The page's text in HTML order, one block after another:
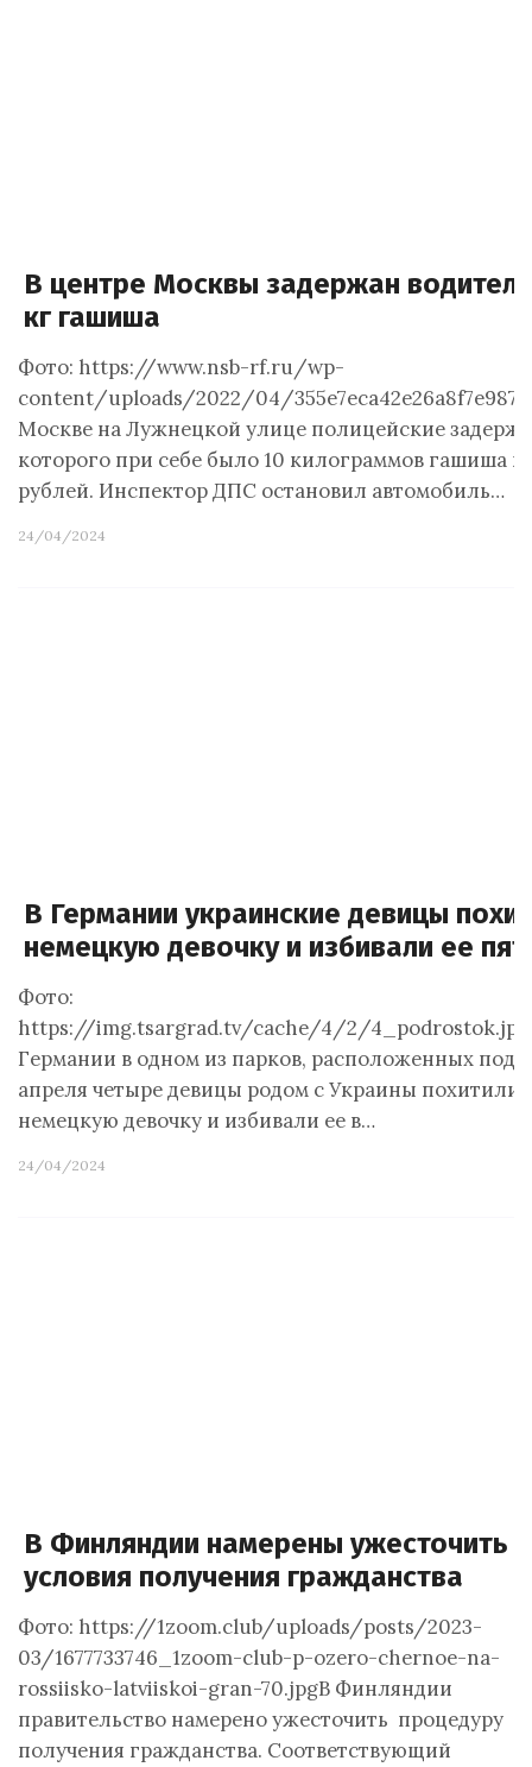
В центре Москвы задержан водитель
кг гашиша
Фото: https://www.nsb-rf.ru/wp-
content/uploads/2022/04/
Москве на Лужнецкой улице полицейские
которого при себе было 10 килограммов гашиша
рублей. Инспектор ДПС остановил автомобиль…
24/04/2024
В Германии украинские девицы
немецкую девочку и избивали ее
Фото:
https://img.tsargrad.tv/cache/4/2/
Германии в одном из парков, расположенных под
апреля четыре девицы родом с Украины похитили
немецкую девочку и избивали ее в…
24/04/2024
В Финляндии намерены ужесточить
условия получения гражданства
Фото: https://1zoom.club/uploads/posts/2023-
03/1677733746_1zoom-club-p-ozero-chernoe-na-
rossiisko-latviiskoi-gran-70.jpgВ Финляндии
правительство намерено ужесточить процедуру
получения гражданства. Соответствующий